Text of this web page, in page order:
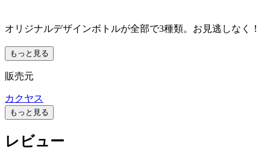
オリジナルデザインボトルが全部で3種類。お見逃しなく！
もっと見る
販売元
カクヤス
もっと見る
レビュー